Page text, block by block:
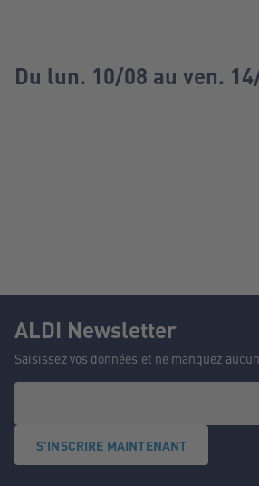
Du lun. 10/08 au ven.
ALDI Newsletter
Saisissez vos données et ne manquez
S'INSCRIRE MAINTENANT